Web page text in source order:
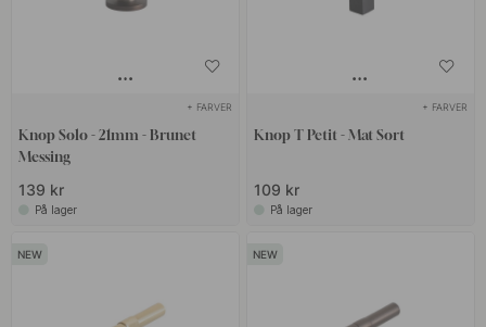
+ FARVER
Knop Solo - 21mm - Brunet
Messing
139 kr
På lager
+ FARVER
Knop T Petit - Mat Sort
109 kr
På lager